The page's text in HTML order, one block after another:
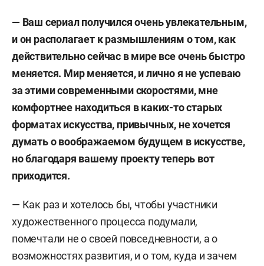
— Ваш сериал получился очень увлекательным,
и он располагает к размышлениям о том, как
действительно сейчас в мире все очень быстро
меняется. Мир меняется, и лично я не успеваю
за этими современными скоростями, мне
комфортнее находиться в каких-то старых
форматах искусства, привычных, не хочется
думать о воображаемом будущем в искусстве,
но благодаря вашему проекту теперь вот
приходится.
— Как раз и хотелось бы, чтобы участники
художественного процесса подумали,
помечтали не о своей повседневности, а о
возможностях развития, и о том, куда и зачем